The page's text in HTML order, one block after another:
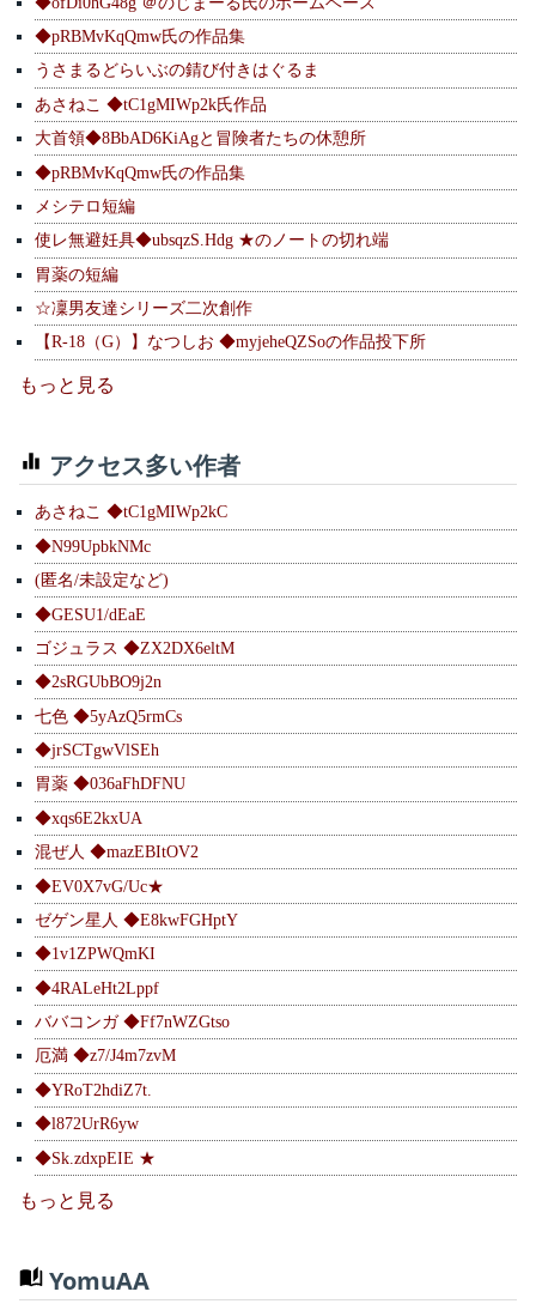
◆pRBMvKqQmw氏の作品集
うさまるどらいぶの錆び付きはぐるま
あさねこ ◆tC1gMIWp2k氏作品
大首領◆8BbAD6KiAgと冒険者たちの休憩所
◆pRBMvKqQmw氏の作品集
メシテロ短編
使レ無避妊具◆ubsqzS.Hdg ★のノートの切れ端
胃薬の短編
☆凜男友達シリーズ二次創作
【R-18（G）】なつしお ◆myjeheQZSoの作品投下所
もっと見る
アクセス多い作者
あさねこ ◆tC1gMIWp2kC
◆N99UpbkNMc
(匿名/未設定など)
◆GESU1/dEaE
ゴジュラス ◆ZX2DX6eltM
◆2sRGUbBO9j2n
七色 ◆5yAzQ5rmCs
◆jrSCTgwVlSEh
胃薬 ◆036aFhDFNU
◆xqs6E2kxUA
混ぜ人 ◆mazEBItOV2
◆EV0X7vG/Uc★
ゼゲン星人 ◆E8kwFGHptY
◆1v1ZPWQmKI
◆4RALeHt2Lppf
ババコンガ ◆Ff7nWZGtso
厄満 ◆z7/J4m7zvM
◆YRoT2hdiZ7t.
◆l872UrR6yw
◆Sk.zdxpEIE ★
もっと見る
YomuAA